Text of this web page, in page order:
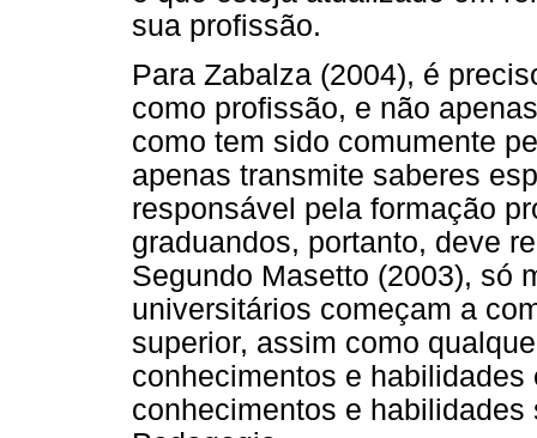
sua profissão.
Para Zabalza (2004), é
como profissão, e não
como tem sido comumente
apenas transmite saberes
responsável pela formação
graduandos, portanto, deve
Segundo Masetto (2003), só
universitários começam a
superior, assim como
conhecimentos e
conhecimentos e